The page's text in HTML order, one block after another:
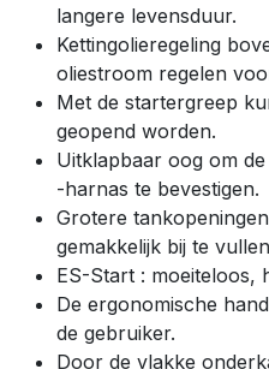
langere levensduur.
Kettingolieregeling
oliestroom regelen
Met de startergreep
geopend worden.
Uitklapbaar oog om
-harnas te bevestigen.
Grotere
gemakkelijk bij te
ES-Start : moeiteloos,
De ergonomische
de gebruiker.
Door de vlakke